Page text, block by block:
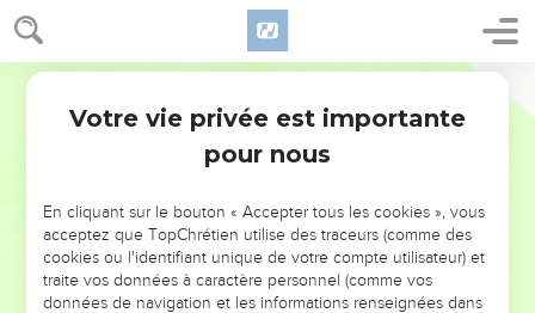
NE MANQUEZ PAS L’ÉVÉNEMENT
DE L’ANNÉE !
ET SI LEURS ERREURS POUVAIENT VOUS ÉVITER LES
VOTRES ?
Votre vie privée est importante
pour nous
En cliquant sur le bouton « Accepter tous les cookies », vous
acceptez que TopChrétien utilise des traceurs (comme des
cookies ou l'identifiant unique de votre compte utilisateur) et
traite vos données à caractère personnel (comme vos
données de navigation et les informations renseignées dans